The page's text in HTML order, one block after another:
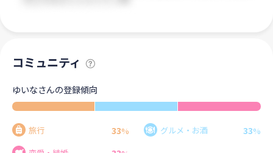
コミュニティ
ゆいなさんの登録傾向
旅行 33% グルメ・お酒 33%